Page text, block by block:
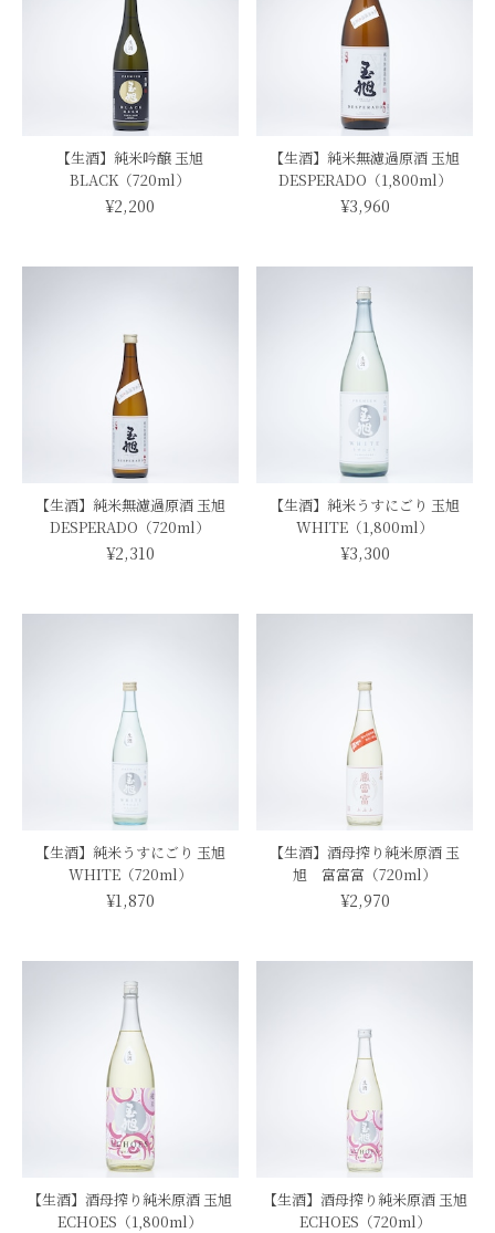
【生酒】純米吟醸 玉旭
BLACK（720ml）
¥2,200
【生酒】純米無濾過原酒 玉旭
DESPERADO（1,800ml）
¥3,960
【生酒】純米無濾過原酒 玉旭
DESPERADO（720ml）
¥2,310
【生酒】純米うすにごり 玉旭
WHITE（1,800ml）
¥3,300
【生酒】純米うすにごり 玉旭
WHITE（720ml）
¥1,870
【生酒】酒母搾り純米原酒 玉
旭 富富富（720ml）
¥2,970
【生酒】酒母搾り純米原酒 玉旭
ECHOES（1,800ml）
【生酒】酒母搾り純米原酒 玉旭
ECHOES（720ml）